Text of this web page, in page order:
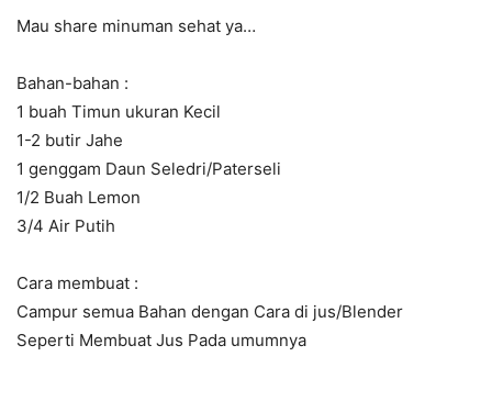
Mau share minuman sehat ya…
Bahan-bahan :
1 buah Timun ukuran Kecil
1-2 butir Jahe
1 genggam Daun Seledri/Paterseli
1/2 Buah Lemon
3/4 Air Putih
Cara membuat :
Campur semua Bahan dengan Cara di jus/Blender
Seperti Membuat Jus Pada umumnya